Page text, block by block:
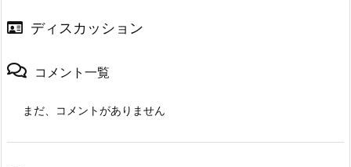
ディスカッション
コメント一覧
まだ、コメントがありません